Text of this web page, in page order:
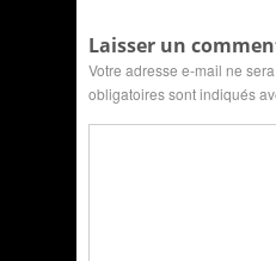
Laisser un
Votre adresse e-mail ne
obligatoires sont indiqués